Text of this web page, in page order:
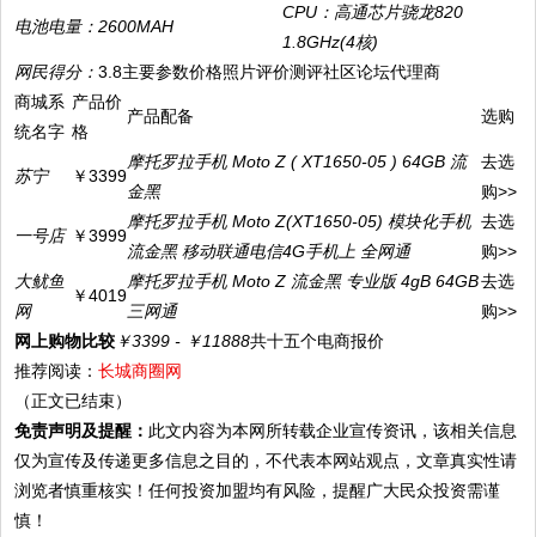
电池电量：2600MAH
CPU： 高通芯片骁龙820
1.8GHz(4核)
网民得分：3.8主要参数价格照片评价测评社区论坛代理商
商城系
统名字
产品价
格
产品配备 选购
苏宁 ￥3399
摩托罗拉手机 Moto Z ( XT1650-05 ) 64GB 流
金黑
去选
购>>
一号店 ￥3999
摩托罗拉手机 Moto Z(XT1650-05) 模块化手机
流金黑 移动联通电信4G手机上 全网通
去选
购>>
大鱿鱼
网
￥4019
摩托罗拉手机 Moto Z 流金黑 专业版 4gB 64GB
三网通
去选
购>>
网上购物比较 ￥3399 - ￥11888共十五个电商报价
推荐阅读：长城商圈网
（正文已结束）
免责声明及提醒： 此文内容为本网所转载企业宣传资讯，该相关信息
仅为宣传及传递更多信息之目的，不代表本网站观点，文章真实性请
浏览者慎重核实！任何投资加盟均有风险，提醒广大民众投资需谨
慎！